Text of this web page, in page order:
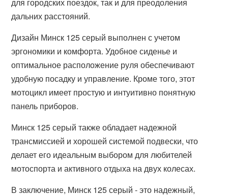
дальних расстояний.
Дизайн Минск 125 серый выполнен с учетом
эргономики и комфорта. Удобное сиденье и
оптимальное расположение руля обеспечивают
удобную посадку и управление. Кроме того, этот
мотоцикл имеет простую и интуитивно понятную
панель приборов.
Минск 125 серый также обладает надежной
трансмиссией и хорошей системой подвески, что
делает его идеальным выбором для любителей
мотоспорта и активного отдыха на двух колесах.
В заключение, Минск 125 серый - это надежный,